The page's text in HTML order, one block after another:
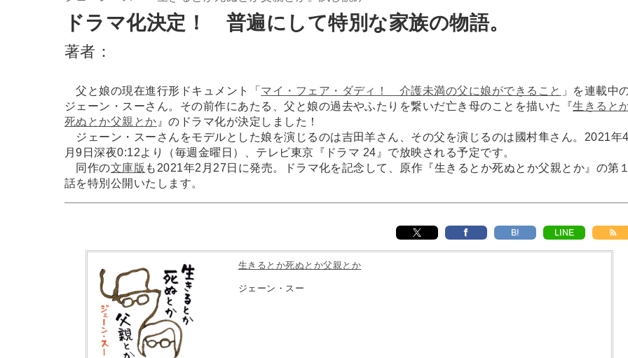
ドラマ化決定！ 普遍にして特別な家族の物語。
著者：
父と娘の現在進行形ドキュメント「 マイ・フェア・ダディ！ 介護未満の父に娘ができること 」を連載中
ジェーン・スーさん。その前作にあたる、父と娘の過去やふたりを繋いだ亡き母のことを描いた『生きると
死ぬとか父親とか 』のドラマ化が決定しました！
ジェーン・スーさんをモデルとした娘を演じるのは吉田羊さん、その父を演じるのは國村隼さん。2021年
月9日深夜0:12より（毎週金曜日）、テレビ東京『ドラマ 24』で放映される予定です。
同作の文庫版 も2021年2月27日に発売。ドラマ化を記念して、原作『生きるとか死ぬとか父親とか』の第
話を特別公開いたします。
B! LINE
生きるとか死ぬとか父親とか
ジェーン・スー